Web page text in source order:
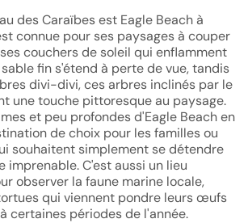
des Caraïbes est Eagle Beach à
connue pour ses paysages à couper
couchers de soleil qui enflamment
fin s'étend à perte de vue, tandis
divi-divi, ces arbres inclinés par le
une touche pittoresque au paysage.
et peu profondes d'Eagle Beach en
de choix pour les familles ou
souhaitent simplement se détendre
imprenable. C'est aussi un lieu
observer la faune marine locale,
qui viennent pondre leurs œufs
certaines périodes de l'année.